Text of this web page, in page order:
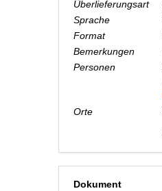
Überlieferungsart
Sprache
Format
Bemerkungen
Personen
Orte
Dokument